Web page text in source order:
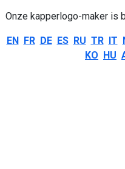
Onze kapperlogo-maker is
EN FR DE ES RU TR IT
KO HU